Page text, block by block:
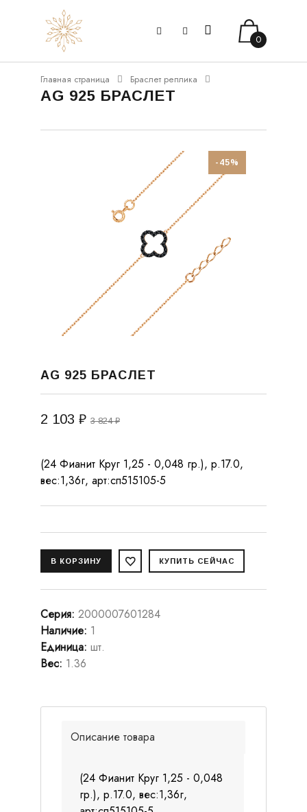
0
Главная страница Браслет реплика
AG 925 БРАСЛЕТ
-45%
AG 925 БРАСЛЕТ
2 103 ₽ 3 824 ₽
(24 Фианит Круг 1,25 - 0,048 гр.), р.17.0,
вес:1,36г, арт:сп515105-5
Серия: 2000007601284
Наличие: 1
Единица: шт.
Вес: 1.36
Описание товара
(24 Фианит Круг 1,25 - 0,048
гр.), р.17.0, вес:1,36г,